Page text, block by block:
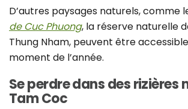
D’autres paysages naturels, comme
de Cuc Phuong, la réserve naturelle
Thung Nham, peuvent être
moment de l’année.
Se perdre dans des rizières
Tam Coc